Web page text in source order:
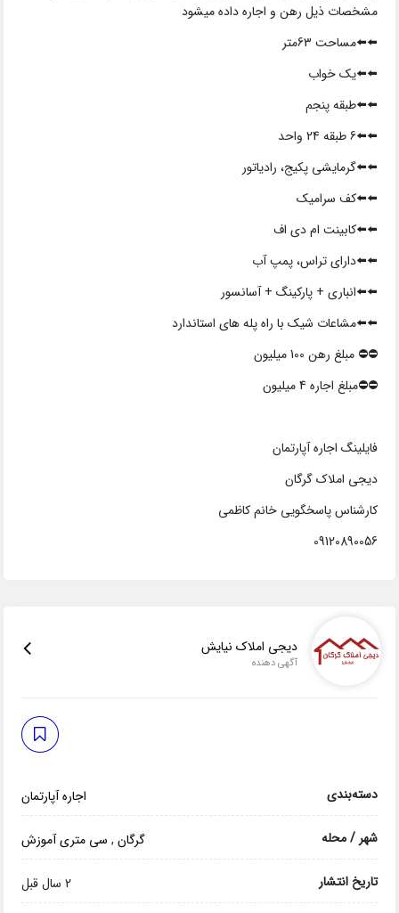
مشخصات ذیل رهن و اجاره داده میشود
⬅️⬅️مساحت 63متر
⬅️⬅️یک خواب
⬅️⬅️طبقه پنجم
⬅️⬅️6 طبقه 24 واحد
⬅️⬅️گرمایشی پکیج، رادیاتور
⬅️⬅️کف سرامیک
⬅️⬅️کابینت ام دی اف
⬅️⬅️دارای تراس، پمپ آب
⬅️⬅️انباری + پارکینگ + آسانسور
⬅️⬅️مشاعات شیک با راه پله های استاندارد
⛔️⛔️ مبلغ رهن 100 میلیون
⛔️⛔️مبلغ اجاره 4 میلیون
فایلینگ اجاره آپارتمان
دیجی املاک گرگان
کارشناس پاسخگویی خانم کاظمی
09120890056
دیجی املاک نیایش
آگهی دهنده
دسته‌بندی اجاره آپارتمان
شهر / محله گرگان, سی متری آموزش
تاریخ انتشار 2 سال قبل